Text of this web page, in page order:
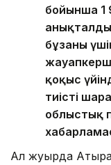
бойынша 1
бұзғаны
қоқыс
тиісті
облыстық
Ал жуырда